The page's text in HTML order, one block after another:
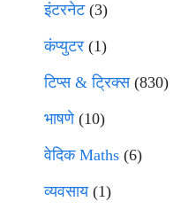
इंटरनेट(3)
कंप्युटर (1)
टिप्स & ट्रिक्स(830)
भाषणे(10)
वेदिक Maths (6)
व्यवसाय(1)